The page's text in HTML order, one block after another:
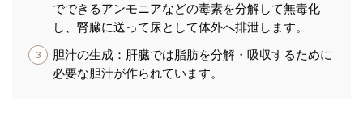
でできるアンモニアなどの毒素を分解して無毒化
し、腎臓に送って尿として体外へ排泄します。
胆汁の生成：肝臓では脂肪を分解・吸収するために
必要な胆汁が作られています。